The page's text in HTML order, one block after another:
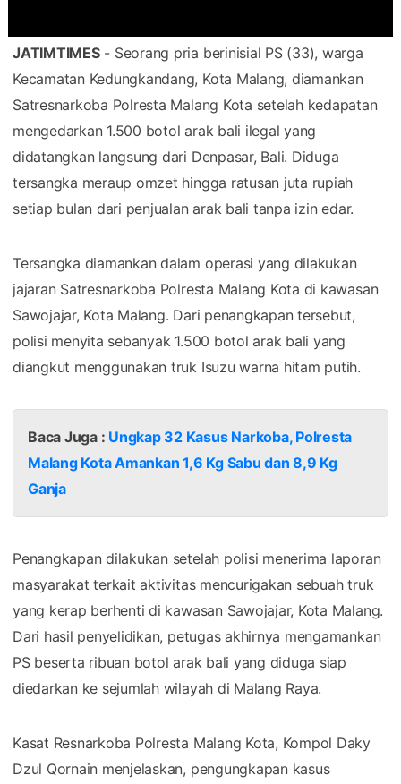
JATIMTIMES- Seorang pria berinisial PS (33), warga
Kecamatan Kedungkandang, Kota Malang, diamankan
Satresnarkoba Polresta Malang Kota setelah kedapatan
mengedarkan 1.500 botol arak bali ilegal yang
didatangkan langsung dari Denpasar, Bali. Diduga
tersangka meraup omzet hingga ratusan juta rupiah
setiap bulan dari penjualan arak bali tanpa izin edar.
Tersangka diamankan dalam operasi yang dilakukan
jajaran Satresnarkoba Polresta Malang Kota di kawasan
Sawojajar, Kota Malang. Dari penangkapan tersebut,
polisi menyita sebanyak 1.500 botol arak bali yang
diangkut menggunakan truk Isuzu warna hitam putih.
Baca Juga : Ungkap 32 Kasus Narkoba, Polresta
Malang Kota Amankan 1,6 Kg Sabu dan 8,9 Kg
Ganja
Penangkapan dilakukan setelah polisi menerima laporan
masyarakat terkait aktivitas mencurigakan sebuah truk
yang kerap berhenti di kawasan Sawojajar, Kota Malang.
Dari hasil penyelidikan, petugas akhirnya mengamankan
PS beserta ribuan botol arak bali yang diduga siap
diedarkan ke sejumlah wilayah di Malang Raya.
Kasat Resnarkoba Polresta Malang Kota, Kompol Daky
Dzul Qornain menjelaskan, pengungkapan kasus